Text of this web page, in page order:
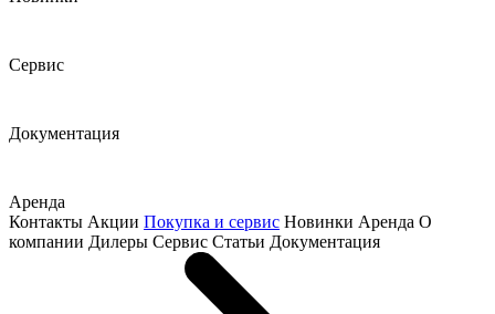
Сервис
Документация
Аренда
Контакты Акции Покупка и сервис Новинки Аренда О
компании Дилеры Сервис Статьи Документация